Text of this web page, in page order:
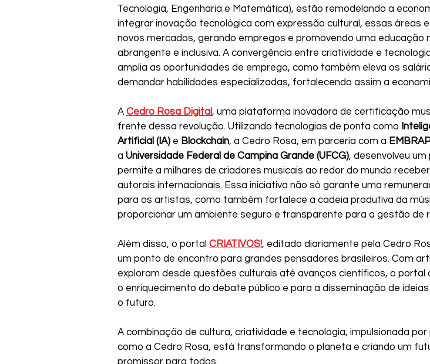
Tecnologia, Engenharia e Matemática), estão remodelando a
integrar inovação tecnológica com expressão cultural, essas áreas
novos mercados, gerando empregos e promovendo uma educação
abrangente e inclusiva. A convergência entre criatividade e
amplia as oportunidades de emprego, como também eleva os
demandar habilidades especializadas, fortalecendo assim a
A Cedro Rosa Digital, uma plataforma inovadora de certificação
frente dessa revolução. Utilizando tecnologias de ponta como
Artificial (IA) e Blockchain, a Cedro Rosa, em parceria com a
a Universidade Federal de Campina Grande (UFCG), desenvolveu
permite a milhares de criadores musicais ao redor do mundo
autorais internacionais. Essa iniciativa não só garante uma
para os artistas, como também fortalece a cadeia produtiva da
proporcionar um ambiente seguro e transparente para a gestão de
Além disso, o portal CRIATIVOS!, editado diariamente pela Cedro
um ponto de encontro para grandes pensadores brasileiros. Com
exploram desde questões culturais até avanços científicos, o portal
o enriquecimento do debate público e para a disseminação de
o futuro.
A combinação de cultura, criatividade e tecnologia, impulsionada
como a Cedro Rosa, está transformando o planeta e criando um
promissor para todos.